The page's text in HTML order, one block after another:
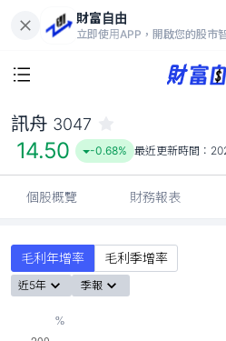
財富自由
立即使用APP，開啟您的股市
14.50
-0.68%
訊舟 3047
14.50 -0.68% 最近更新時間：
個股概覽 財務報表
毛利年增率 毛利季增率
近5年 季報